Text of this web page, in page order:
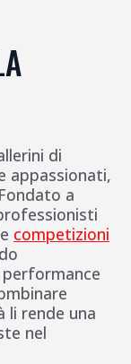
di
appassionati,
a
competizioni
li rende una
nel